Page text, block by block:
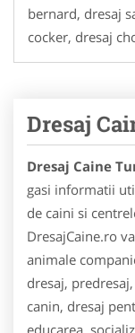
bernard, dresaj
cocker, dresaj
Dresaj
Dresaj Caine
gasi informatii
de caini si
DresajCaine.ro
animale
dresaj,
canin, dresaj
educarea,